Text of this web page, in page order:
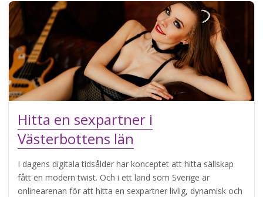
Hitta en sexpartner i
Västerbottens län
I dagens digitala tidsålder har konceptet att hitta sällskap
fått en modern twist. Och i ett land som Sverige är
onlinearenan för att hitta en sexpartner livlig, dynamisk och